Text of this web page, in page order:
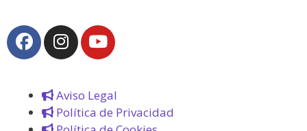
Aviso Legal
Política de Privacidad